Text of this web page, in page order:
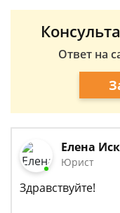
Ответ на
Елена
Юрист
Здравствуйте!